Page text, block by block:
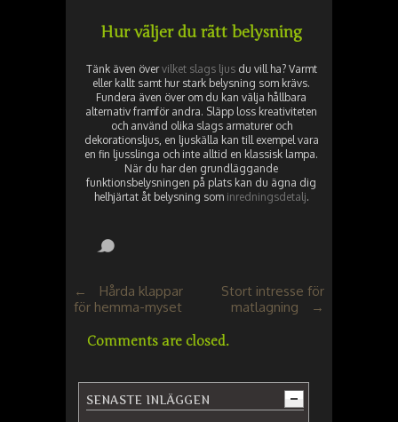
Hur väljer du rätt belysning
Tänk även övervilket slags ljusdu vill ha? Varmt
eller kallt samt hur stark belysning som krävs.
Fundera även över om du kan välja hållbara
alternativ framför andra. Släpp loss kreativiteten
och använd olika slags armaturer och
dekorationsljus, en ljuskälla kan till exempel vara
en fin ljusslinga och inte alltid en klassisk lampa.
När du har den grundläggande
funktionsbelysningen på plats kan du ägna dig
helhjärtat åt belysning som inredningsdetalj.
←
Hårda klappar
för hemma-myset
Stort intresse för
matlagning
→
Comments are closed.
SENASTE INLÄGGEN